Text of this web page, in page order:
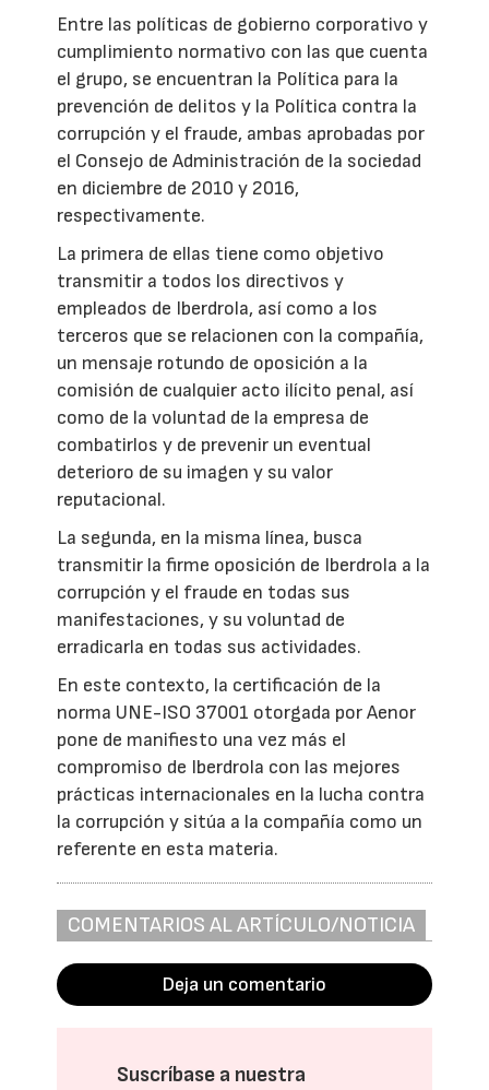
Entre las políticas de gobierno corporativo y
cumplimiento normativo con las que cuenta
el grupo, se encuentran la Política para la
prevención de delitos y la Política contra la
corrupción y el fraude, ambas aprobadas por
el Consejo de Administración de la sociedad
en diciembre de 2010 y 2016,
respectivamente.
La primera de ellas tiene como objetivo
transmitir a todos los directivos y
empleados de Iberdrola, así como a los
terceros que se relacionen con la compañía,
un mensaje rotundo de oposición a la
comisión de cualquier acto ilícito penal, así
como de la voluntad de la empresa de
combatirlos y de prevenir un eventual
deterioro de su imagen y su valor
reputacional.
La segunda, en la misma línea, busca
transmitir la firme oposición de Iberdrola a la
corrupción y el fraude en todas sus
manifestaciones, y su voluntad de
erradicarla en todas sus actividades.
En este contexto, la certificación de la
norma UNE-ISO 37001 otorgada por Aenor
pone de manifiesto una vez más el
compromiso de Iberdrola con las mejores
prácticas internacionales en la lucha contra
la corrupción y sitúa a la compañía como un
referente en esta materia.
COMENTARIOS AL ARTÍCULO/NOTICIA
Deja un comentario
Suscríbase a nuestra